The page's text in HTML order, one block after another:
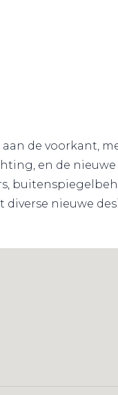
aan de voorkant,
en de nieuwe
nieuwe